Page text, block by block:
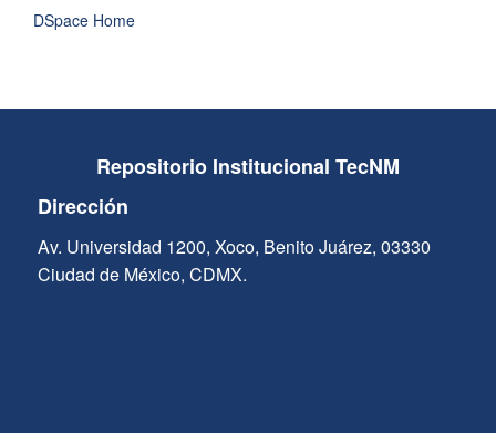
DSpace Home
Repositorio Institucional TecNM
Dirección
Av. Universidad 1200, Xoco, Benito Juárez, 03330
Ciudad de México, CDMX.